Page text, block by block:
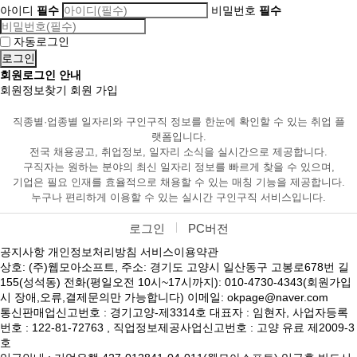
아이디 필수 비밀번호 필수
자동로그인
회원로그인 안내
회원정보찾기 회원 가입
직종별·업종별 일자리와 구인구직 정보를 한눈에 확인할 수 있는 취업 플
랫폼입니다.
전국 채용공고, 취업정보, 일자리 소식을 실시간으로 제공합니다.
구직자는 원하는 분야의 최신 일자리 정보를 빠르게 찾을 수 있으며,
기업은 필요 인재를 효율적으로 채용할 수 있는 매칭 기능을 제공합니다.
누구나 편리하게 이용할 수 있는 실시간 구인구직 서비스입니다.
로그인 PC버전
공지사항 개인정보처리방침 서비스이용약관
상호: (주)웹모아소프트, 주소: 경기도 고양시 일산동구 고봉로678번 길
155(성석동) 전화(평일오전 10시~17시까지): 010-4730-4343(회원가입
시 장애,오류,결제문의만 가능합니다) 이메일: okpage@naver.com
통신판매업신고번호 : 경기고양-제3314호 대표자 : 임현자, 사업자등록
번호 : 122-81-72763 , 직업정보제공사업신고번호 : 고양 유료 제2009-3
호